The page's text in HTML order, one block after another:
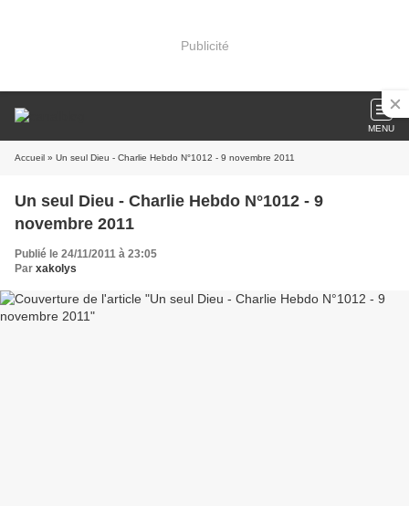
Publicité
MENU
Accueil » Un seul Dieu - Charlie Hebdo N°1012 - 9 novembre 2011
Un seul Dieu - Charlie Hebdo N°1012 - 9
novembre 2011
Publié le 24/11/2011 à 23:05
Par xakolys